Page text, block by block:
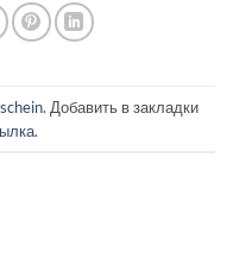
. Добавить в закладки
.